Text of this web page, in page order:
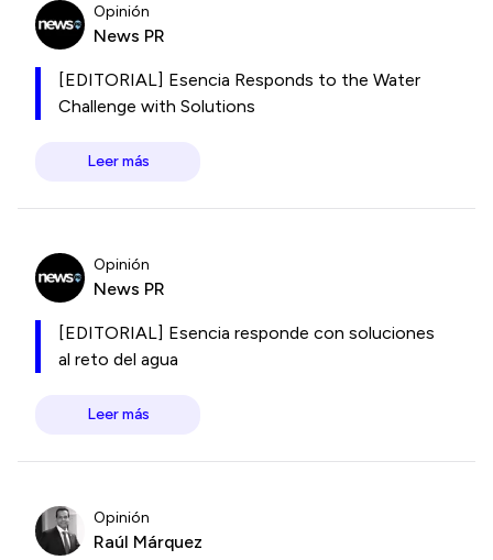
Opinión
News PR
[EDITORIAL] Esencia Responds to the Water
Challenge with Solutions
Leer más
Opinión
News PR
[EDITORIAL] Esencia responde con soluciones
al reto del agua
Leer más
Opinión
Raúl Márquez